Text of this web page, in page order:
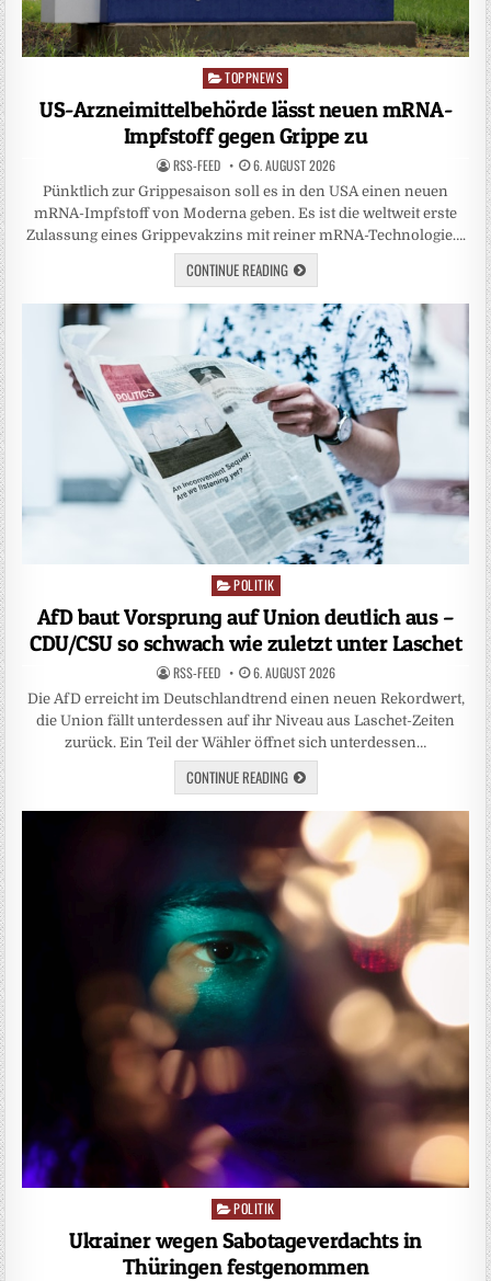
Posted
in
TOPPNEWS
US-Arzneimittelbehörde lässt neuen mRNA-
Impfstoff gegen Grippe zu
RSS-FEED 6. AUGUST 2026
Pünktlich zur Grippesaison soll es in den USA einen neuen
mRNA-Impfstoff von Moderna geben. Es ist die weltweit erste
Zulassung eines Grippevakzins mit reiner mRNA-Technologie….
CONTINUE READING
Posted
POLITIK
AfD baut Vorsprung auf Union deutlich aus –
CDU/CSU so schwach wie zuletzt unter Laschet
RSS-FEED 6. AUGUST 2026
Die AfD erreicht im Deutschlandtrend einen neuen Rekordwert,
die Union fällt unterdessen auf ihr Niveau aus Laschet-Zeiten
zurück. Ein Teil der Wähler öffnet sich unterdessen…
CONTINUE READING
Posted
in
POLITIK
Ukrainer wegen Sabotageverdachts in
Thüringen festgenommen